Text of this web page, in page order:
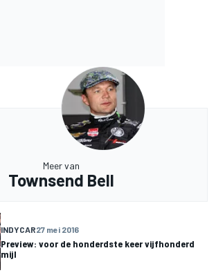
Meer van
Townsend Bell
INDYCAR27 mei 2016
Preview: voor de honderdste keer vijfhonderd
mijl